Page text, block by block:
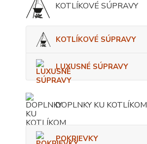
KOTLÍKOVÉ SÚPRAVY
KOTLÍKOVÉ SÚPRAVY
LUXUSNÉ SÚPRAVY
DOPLNKY KU KOTLÍKOM
POKRIEVKY